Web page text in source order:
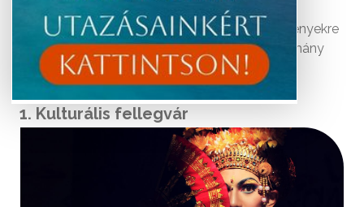
változatosabb élményeket kínál. A jógára,
meditációra, spa kezelésekre és kulturális élményekre
vágyók fellegvára Ubud. Összegyűjtöttünk néhány
okot, amiért érdemes Ubudot választani.
1. Kulturális fellegvár